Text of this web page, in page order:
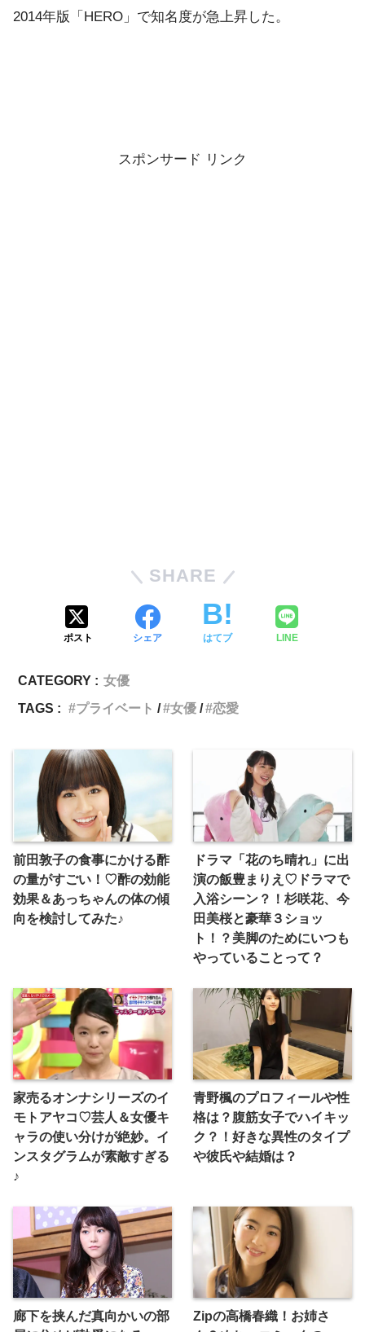
2014年版「HERO」で知名度が急上昇した。
スポンサード リンク
SHARE
ポスト シェア はてブ LINE
CATEGORY : 女優
TAGS :
プライベート 女優 恋愛
前田敦子の食事にかける酢
の量がすごい！♡酢の効能
効果＆あっちゃんの体の傾
向を検討してみた♪
ドラマ「花のち晴れ」に出
演の飯豊まりえ♡ドラマで
入浴シーン？！杉咲花、今
田美桜と豪華３ショッ
ト！？美脚のためにいつも
やっていることって？
家売るオンナシリーズのイ
モトアヤコ♡芸人＆女優キ
ャラの使い分けが絶妙。イ
ンスタグラムが素敵すぎる
♪
青野楓のプロフィールや性
格は？腹筋女子でハイキッ
ク？！好きな異性のタイプ
や彼氏や結婚は？
廊下を挟んだ真向かいの部
Zipの高橋春織！お姉さ